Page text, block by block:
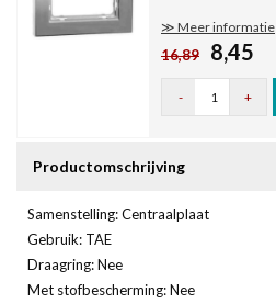
≫ Meer informatie
16,89 8,45
- +
Productomschrijving
Samenstelling: Centraalplaat
Gebruik: TAE
Draagring: Nee
Met stofbescherming: Nee